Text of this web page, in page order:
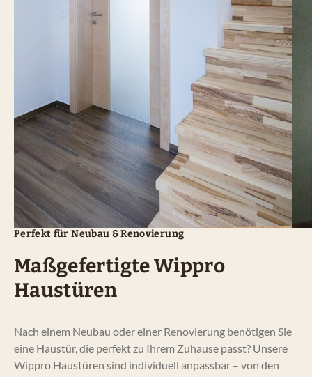
Perfekt für Neubau & Renovierung
Maßgefertigte Wippro
Haustüren
Nach einem Neubau oder einer Renovierung benötigen Sie
eine Haustür, die perfekt zu Ihrem Zuhause passt? Unsere
Wippro Haustüren sind individuell anpassbar – von den